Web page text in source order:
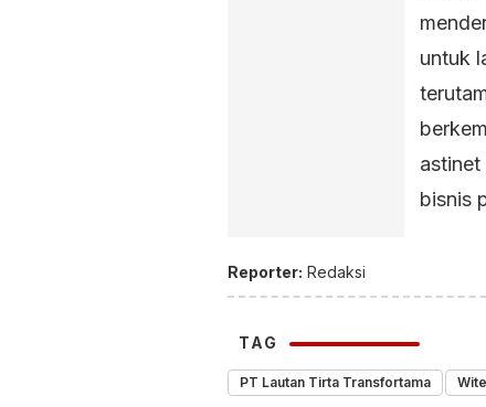
untuk
bisnis
Reporter: Redaksi
TAG
PT Lautan Tirta Transfortama